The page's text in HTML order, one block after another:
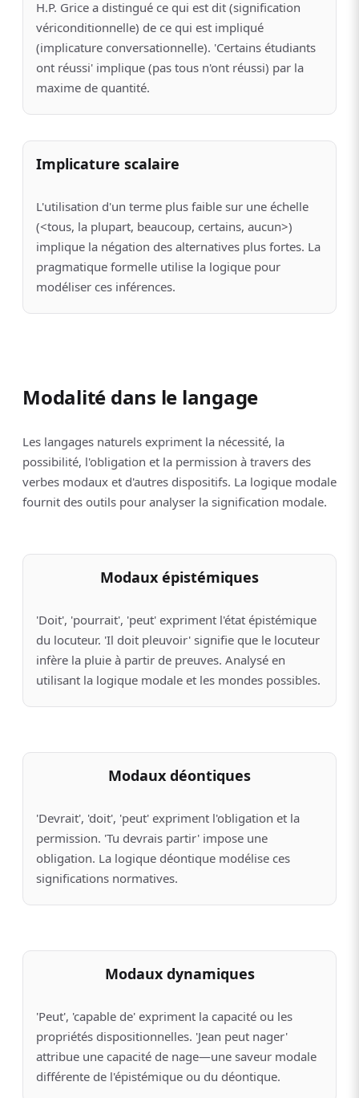
H.P. Grice a distingué ce qui est dit (signification
vériconditionnelle) de ce qui est impliqué
(implicature conversationnelle). 'Certains étudiants
ont réussi' implique (pas tous n'ont réussi) par la
maxime de quantité.
Implicature scalaire
L'utilisation d'un terme plus faible sur une échelle
(<tous, la plupart, beaucoup, certains, aucun>)
implique la négation des alternatives plus fortes. La
pragmatique formelle utilise la logique pour
modéliser ces inférences.
Modalité dans le langage
Les langages naturels expriment la nécessité, la
possibilité, l'obligation et la permission à travers des
verbes modaux et d'autres dispositifs. La logique modale
fournit des outils pour analyser la signification modale.
Modaux épistémiques
'Doit', 'pourrait', 'peut' expriment l'état épistémique
du locuteur. 'Il doit pleuvoir' signifie que le locuteur
infère la pluie à partir de preuves. Analysé en
utilisant la logique modale et les mondes possibles.
Modaux déontiques
'Devrait', 'doit', 'peut' expriment l'obligation et la
permission. 'Tu devrais partir' impose une
obligation. La logique déontique modélise ces
significations normatives.
Modaux dynamiques
'Peut', 'capable de' expriment la capacité ou les
propriétés dispositionnelles. 'Jean peut nager'
attribue une capacité de nage—une saveur modale
différente de l'épistémique ou du déontique.